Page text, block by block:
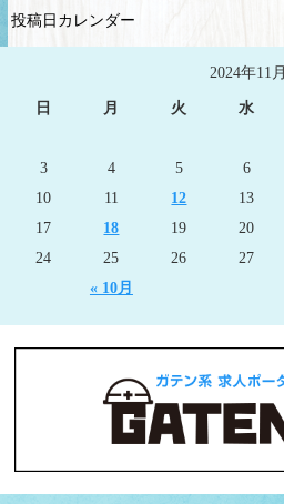
投稿日カレンダー
2024年11月
日 月 火 水
« 10月
3
4 5 6
10
11 12 13
17
18 19 20
24
25 26 27